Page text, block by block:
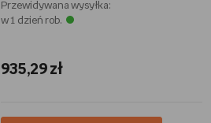
Przewidywana wysyłka:
w 1 dzień rob.
935,29 zł